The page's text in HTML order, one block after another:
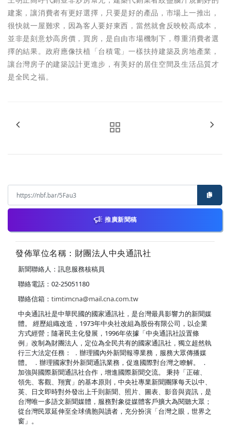
建案，讓消費者有更好選擇，只要是好的產品，市場上一推出，
很快就一屋難求，因為客人要好東西，當然就會反映較高成本，
並非是刻意炒高房價，買房，是自由市場機制下，尊重消費者選
擇的結果。政府應像扶植「台積電」一樣扶持建築及房地產業，
讓台灣房子的建築設計更進步，有美好的居住空間及生活品質才
是全民之福。
推廣新聞稿
發佈單位名稱：財團法人中央通訊社
新聞聯絡人：訊息服務核稿員
聯絡電話：02-25051180
聯絡信箱： timtimcna@mail.cna.com.tw
中央通訊社是中華民國的國家通訊社，是台灣最具影響力的新聞媒
體。 經歷組織改造，1973年中央社改組為股份有限公司，以企業
方式經營；隨著民主化發展，1996年依據「中央通訊社設置條
例」改制為財團法人，定位為全民共有的國家通訊社，獨立超然執
行三大法定任務： ．辦理國內外新聞報導業務，服務大眾傳播媒
體。 ．辦理國家對外新聞通訊業務，促進國際對台灣之瞭解。 ．
加強與國際新聞通訊社合作，增進國際新聞交流。 秉持「正確、
領先、客觀、翔實」的基本原則，中央社專業新聞團隊每天以中、
英、日文即時對外發出上千則新聞、照片、圖表、影音與資訊，是
台灣唯一多語文新聞媒體，服務對象從媒體客戶擴大為閱聽大眾；
從台灣民眾延伸至全球僑胞與讀者，充分扮演「台灣之眼，世界之
窗」。